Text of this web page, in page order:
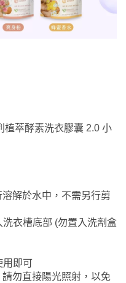
萃酵素洗衣膠囊 2.0 小
解於水中，不需另行剪
衣槽底部 (勿置入洗劑盒
用即可
勿直接陽光照射，以免